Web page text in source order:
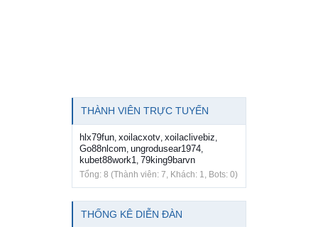
THÀNH VIÊN TRỰC TUYẾN
hlx79fun xoilacxotv xoilaclivebiz
Go88nlcom ungrodusear1974
kubet88work1 79king9barvn
Tổng: 8 (Thành viên: 7, Khách: 1, Bots: 0)
THỐNG KÊ DIỄN ĐÀN